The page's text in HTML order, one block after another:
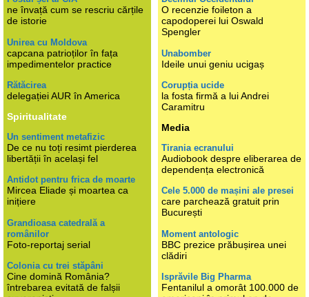
ne învață cum se rescriu cărțile
de istorie
Unirea cu Moldova
capcana patrioților în fața
impedimentelor practice
Rătăcirea
delegației AUR în America
Spiritualitate
Un sentiment metafizic
De ce nu toți resimt pierderea
libertății în același fel
Antidot pentru frica de moarte
Mircea Eliade și moartea ca
inițiere
Grandioasa catedrală a
românilor
Foto-reportaj serial
Colonia cu trei stăpâni
Cine domină România?
întrebarea evitată de falșii
O recenzie foileton a
capodoperei lui Oswald
Spengler
Unabomber
Ideile unui geniu ucigaș
Corupția ucide
la fosta firmă a lui Andrei
Caramitru
Media
Tirania ecranului
Audiobook despre eliberarea de
dependența electronică
Cele 5.000 de mașini ale presei
care parchează gratuit prin
București
Moment antologic
BBC prezice prăbușirea unei
clădiri
Isprăvile Big Pharma
Fentanilul a omorât 100.000 de